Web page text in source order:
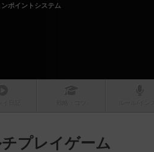
ポイントシステム
プレイゲーム